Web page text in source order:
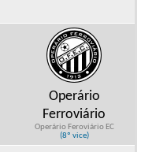
Operário
Ferroviário
Operário Feroviário EC
(8º vice)